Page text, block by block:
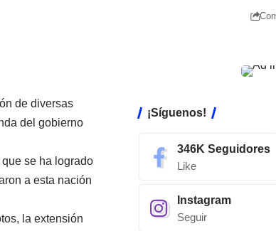
de diversas
del gobierno
se ha logrado
a esta nación
la extensión
¡Síguenos!
346K Seguidores
Like
Instagram
Seguir